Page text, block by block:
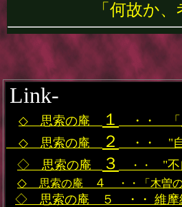
「何故か、
Link-
◇ 思索の庵 １
・・ 「
◇ 思索の庵 ２ ・・ "
◇ 思索の庵
３ ・・ "
◇
思索の庵 ４ ・・「木曽
◇ 思索の庵 ５
・・ 維摩